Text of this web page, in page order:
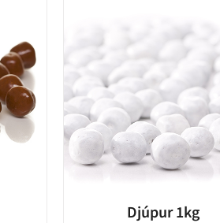
Djúpur 1kg